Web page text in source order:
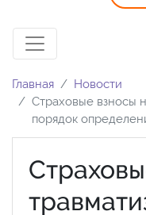
Главная
Новости
Страховые взносы
порядок